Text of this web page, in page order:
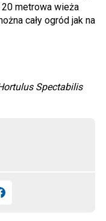
metrowa wieża
cały ogród jak na
Spectabilis